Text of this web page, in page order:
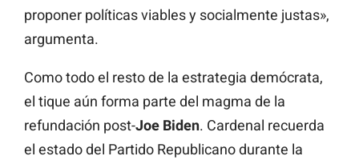
proponer políticas viables y socialmente justas»,
argumenta.
Como todo el resto de la estrategia demócrata,
el tique aún forma parte del magma de la
refundación post-Joe Biden. Cardenal recuerda
el estado del Partido Republicano durante la